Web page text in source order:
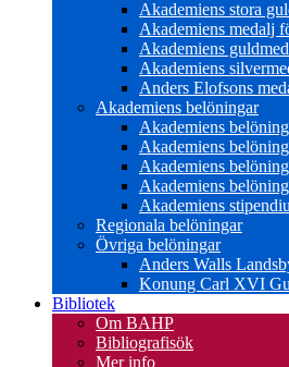
Akademiens stora
Akademiens medalj
Akademiens
Akademiens
Anders Elofsons
Akademiens belöningar
Akademiens
Akademiens
Akademiens
Akademiens
Akademiens
Regionala belöningar
Övriga belöningar
Anders Walls
Konung Carl XVI
Bibliotek
Om BAHP
Bibliografisök
Mer info